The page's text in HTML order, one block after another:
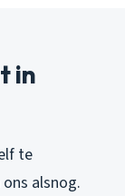
in
te
alsnog.